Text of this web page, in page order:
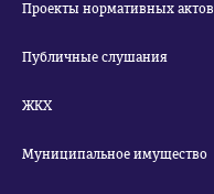
Проекты нормативных актов
Публичные слушания
ЖКХ
Муниципальное имущество